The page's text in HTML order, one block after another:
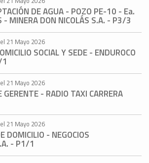
DE AGUA - POZO PE-10 - Ea.
- MINERA DON NICOLÁS S.A. - P3/3
21 Mayo 2026
SOCIAL Y SEDE - ENDUROCO
21 Mayo 2026
GERENTE - RADIO TAXI CARRERA
21 Mayo 2026
DOMICILIO - NEGOCIOS
- P1/1